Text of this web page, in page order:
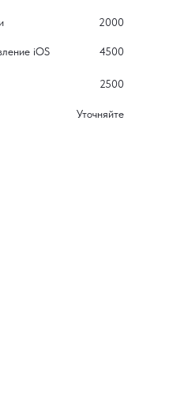
iOS
2000
4500
2500
Уточняйте